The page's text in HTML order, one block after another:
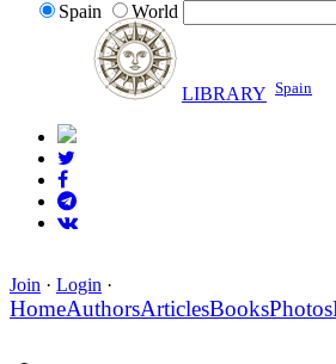
Spain World
LIBRARY Spain
Join · Login ·
HomeAuthorsArticlesBooksPhotos